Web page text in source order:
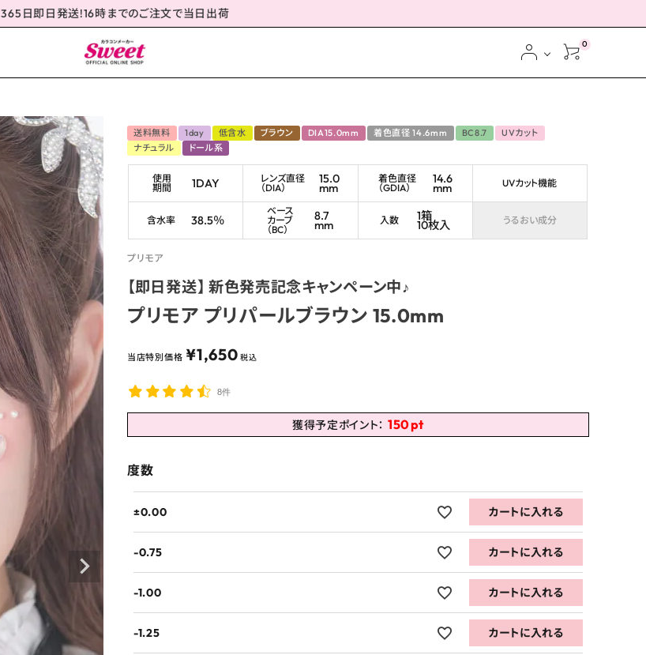
365日即日発送!16時までのご注文で当日出荷
0
送料無料 1day 低含水 ブラウン DIA15.0mm 着色直径 14.6mm BC8.7
UVカット
ナチュラル
ドール系
使用
期間
1DAY
レンズ直径
（DIA）
15.0
mm
着色直径
（GDIA）
14.6
mm UVカット機能
含水率 38.5％
ベース
カーブ
（BC）
8.7
mm 入数 1箱
10枚入 うるおい成分
プリモア
【即日発送】 新色発売記念キャンペーン中♪
プリモア プリパールブラウン 15.0mm
当店特別価格 ¥1,650 税込
8件
獲得予定ポイント： 150pt
度数
±0.00 カートに入れる
-0.75 カートに入れる
-1.00 カートに入れる
-1.25 カートに入れる